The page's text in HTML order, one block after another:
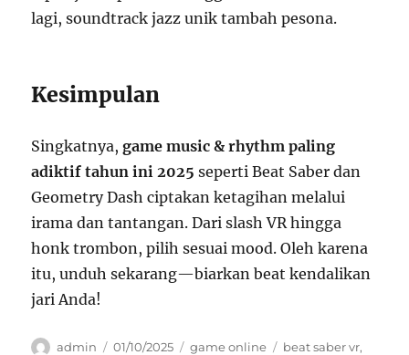
lagi, soundtrack jazz unik tambah pesona.
Kesimpulan
Singkatnya,game music & rhythm paling
adiktif tahun ini 2025 seperti Beat Saber dan
Geometry Dash ciptakan ketagihan melalui
irama dan tantangan. Dari slash VR hingga
honk trombon, pilih sesuai mood. Oleh karena
itu, unduh sekarang—biarkan beat kendalikan
jari Anda!
Author
admin
Posted
01/10/2025 Categories
game online Tags
beat saber vr,